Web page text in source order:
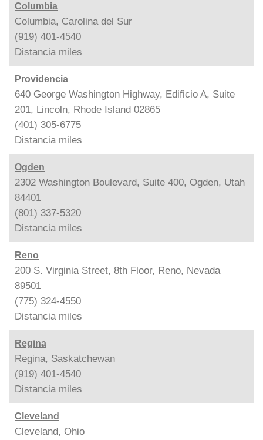
Columbia
Columbia, Carolina del Sur
(919) 401-4540
Distancia miles
Providencia
640 George Washington Highway, Edificio A, Suite
201, Lincoln, Rhode Island 02865
(401) 305-6775
Distancia miles
Ogden
2302 Washington Boulevard, Suite 400, Ogden, Utah
84401
(801) 337-5320
Distancia miles
Reno
200 S. Virginia Street, 8th Floor, Reno, Nevada
89501
(775) 324-4550
Distancia miles
Regina
Regina, Saskatchewan
(919) 401-4540
Distancia miles
Cleveland
Cleveland, Ohio